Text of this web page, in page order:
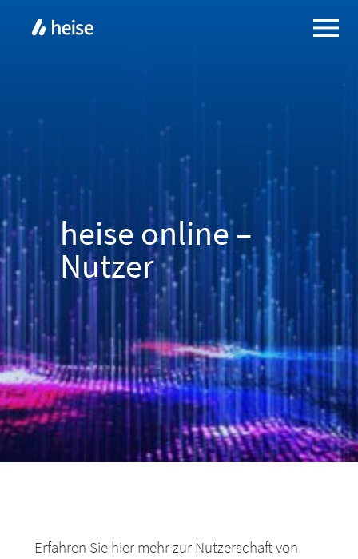
heise online –
Nutzer
Erfahren Sie hier mehr zur Nutzerschaft von